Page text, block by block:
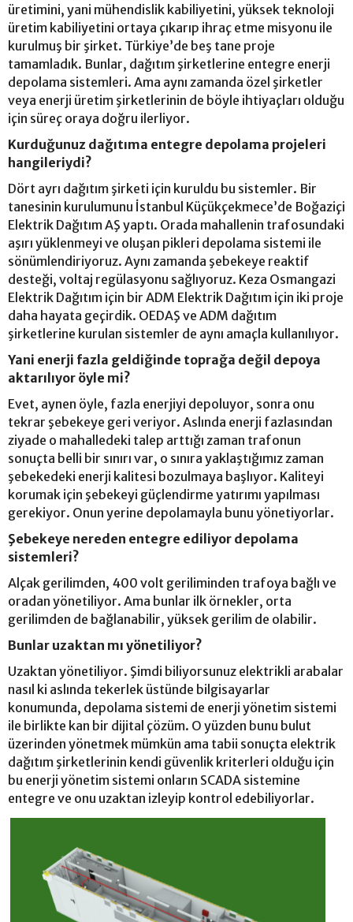
üretimini, yani mühendislik kabiliyetini, yüksek teknoloji
üretim kabiliyetini ortaya çıkarıp ihraç etme misyonu ile
kurulmuş bir şirket. Türkiye’de beş tane proje
tamamladık. Bunlar, dağıtım şirketlerine entegre enerji
depolama sistemleri. Ama aynı zamanda özel şirketler
veya enerji üretim şirketlerinin de böyle ihtiyaçları olduğu
için süreç oraya doğru ilerliyor.
Kurduğunuz dağıtıma entegre depolama projeleri
hangileriydi?
Dört ayrı dağıtım şirketi için kuruldu bu sistemler. Bir
tanesinin kurulumunu İstanbul Küçükçekmece’de Boğaziçi
Elektrik Dağıtım AŞ yaptı. Orada mahallenin trafosundaki
aşırı yüklenmeyi ve oluşan pikleri depolama sistemi ile
sönümlendiriyoruz. Aynı zamanda şebekeye reaktif
desteği, voltaj regülasyonu sağlıyoruz. Keza Osmangazi
Elektrik Dağıtım için bir ADM Elektrik Dağıtım için iki proje
daha hayata geçirdik. OEDAŞ ve ADM dağıtım
şirketlerine kurulan sistemler de aynı amaçla kullanılıyor.
Yani enerji fazla geldiğinde toprağa değil depoya
aktarılıyor öyle mi?
Evet, aynen öyle, fazla enerjiyi depoluyor, sonra onu
tekrar şebekeye geri veriyor. Aslında enerji fazlasından
ziyade o mahalledeki talep arttığı zaman trafonun
sonuçta belli bir sınırı var, o sınıra yaklaştığımız zaman
şebekedeki enerji kalitesi bozulmaya başlıyor. Kaliteyi
korumak için şebekeyi güçlendirme yatırımı yapılması
gerekiyor. Onun yerine depolamayla bunu yönetiyorlar.
Şebekeye nereden entegre ediliyor depolama
sistemleri?
Alçak gerilimden, 400 volt geriliminden trafoya bağlı ve
oradan yönetiliyor. Ama bunlar ilk örnekler, orta
gerilimden de bağlanabilir, yüksek gerilim de olabilir.
Bunlar uzaktan mı yönetiliyor?
Uzaktan yönetiliyor. Şimdi biliyorsunuz elektrikli arabalar
nasıl ki aslında tekerlek üstünde bilgisayarlar
konumunda, depolama sistemi de enerji yönetim sistemi
ile birlikte kan bir dijital çözüm. O yüzden bunu bulut
üzerinden yönetmek mümkün ama tabii sonuçta elektrik
dağıtım şirketlerinin kendi güvenlik kriterleri olduğu için
bu enerji yönetim sistemi onların SCADA sistemine
entegre ve onu uzaktan izleyip kontrol edebiliyorlar.